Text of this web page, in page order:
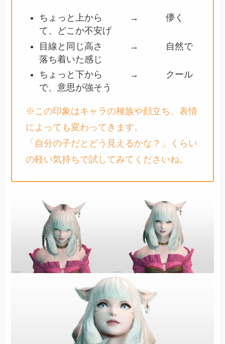
ちょっと上から → 儚く
て、どこか不安げ
目線と同じ高さ → 自然で
落ち着いた感じ
ちょっと下から → クール
で、意思が強そう
※この印象はキャラの種族や顔立ち、表情
によっても変わってきます。
「自分の子だとどう見えるかな？」くらい
の軽い気持ちで試してみてくださいね。